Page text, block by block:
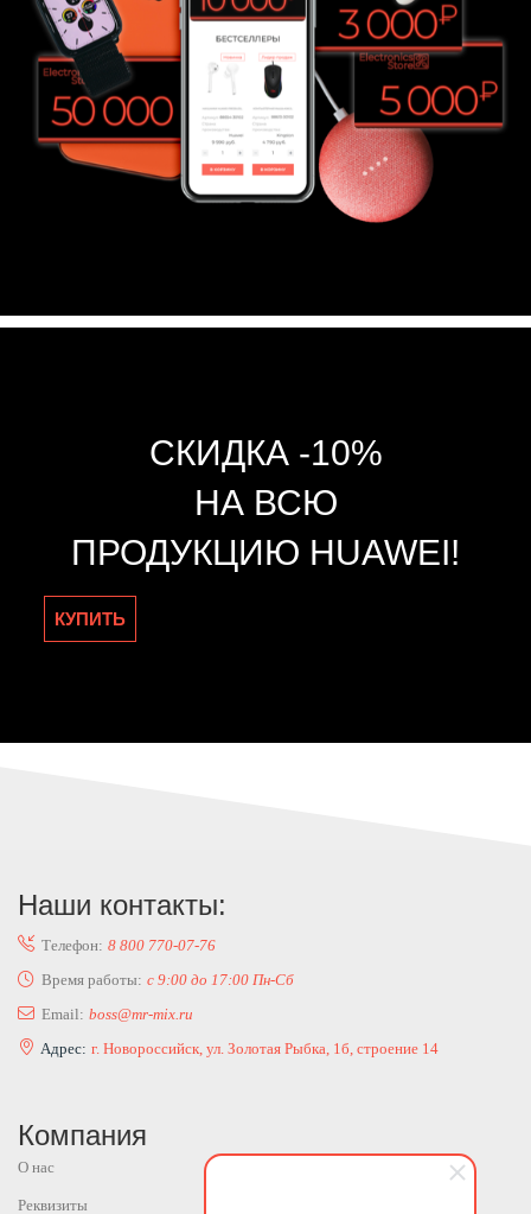
СКИДКА -10%
НА ВСЮ
ПРОДУКЦИЮ HUAWEI!
КУПИТЬ
Наши контакты:
Телефон: 8 800 770-07-76
Время работы: с 9:00 до 17:00 Пн-Сб
Email: boss@mr-mix.ru
Адрес: г. Новороссийск, ул. Золотая Рыбка, 1б, строение 14
Компания
О нас
Реквизиты